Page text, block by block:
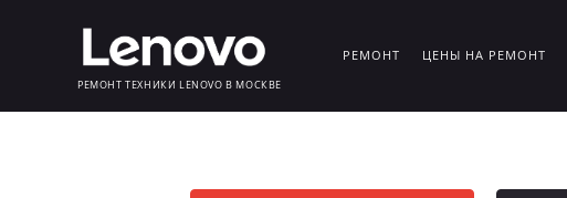
РЕМОНТ ТЕХНИКИ LENOVO В МОСКВЕ
РЕМОНТ ЦЕНЫ НА РЕМОНТ